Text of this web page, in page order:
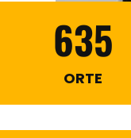
635
ORTE